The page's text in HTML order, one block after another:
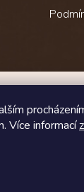
Více informací